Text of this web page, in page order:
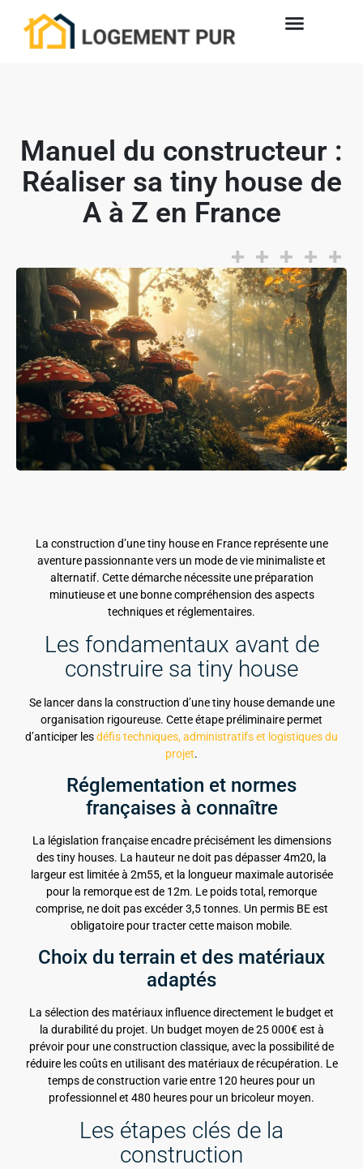
Manuel du constructeur :
Réaliser sa tiny house de
A à Z en France
La construction d’une tiny house en France représente une
aventure passionnante vers un mode de vie minimaliste et
alternatif. Cette démarche nécessite une préparation
minutieuse et une bonne compréhension des aspects
techniques et réglementaires.
Les fondamentaux avant de
construire sa tiny house
Se lancer dans la construction d’une tiny house demande une
organisation rigoureuse. Cette étape préliminaire permet
d’anticiper lesdéfis techniques, administratifs et logistiques du
projet.
Réglementation et normes
françaises à connaître
La législation française encadre précisément les dimensions
des tiny houses. La hauteur ne doit pas dépasser 4m20, la
largeur est limitée à 2m55, et la longueur maximale autorisée
pour la remorque est de 12m. Le poids total, remorque
comprise, ne doit pas excéder 3,5 tonnes. Un permis BE est
obligatoire pour tracter cette maison mobile.
Choix du terrain et des matériaux
adaptés
La sélection des matériaux influence directement le budget et
la durabilité du projet. Un budget moyen de 25 000€ est à
prévoir pour une construction classique, avec la possibilité de
réduire les coûts en utilisant des matériaux de récupération. Le
temps de construction varie entre 120 heures pour un
professionnel et 480 heures pour un bricoleur moyen.
Les étapes clés de la
construction